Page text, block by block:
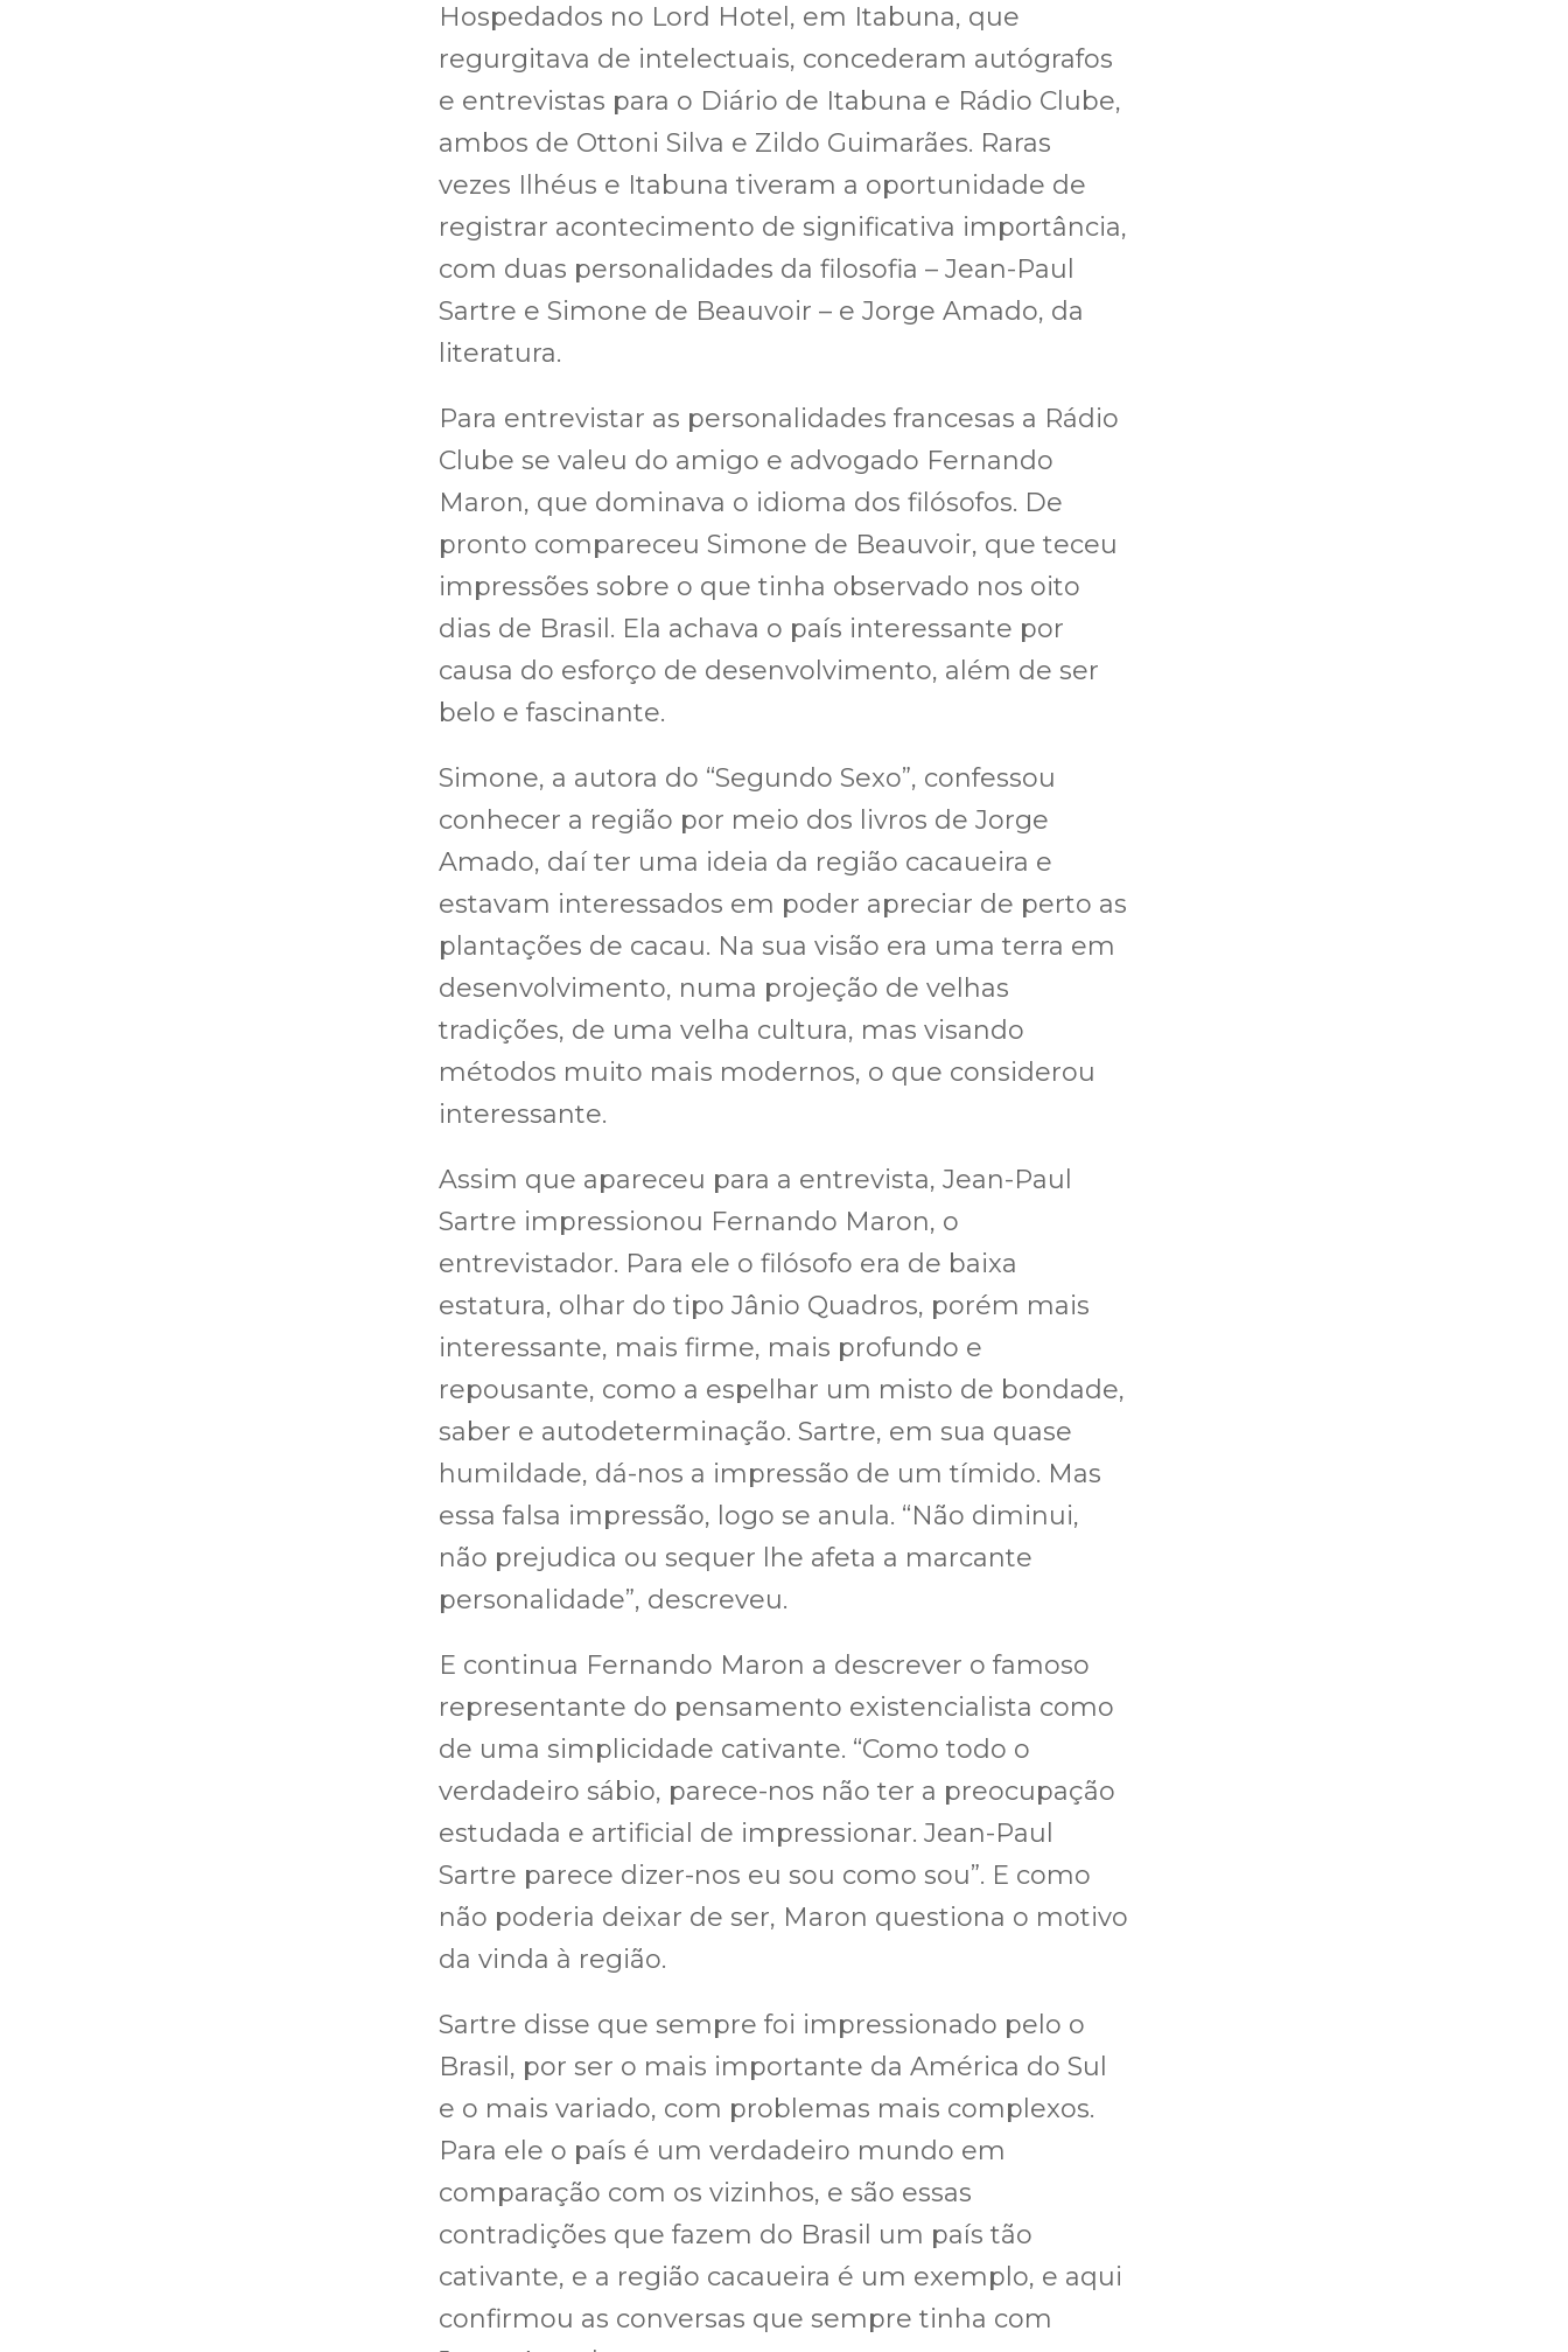
Hospedados no Lord Hotel, em Itabuna, que
regurgitava de intelectuais, concederam autógrafos
e entrevistas para o Diário de Itabuna e Rádio Clube,
ambos de Ottoni Silva e Zildo Guimarães. Raras
vezes Ilhéus e Itabuna tiveram a oportunidade de
registrar acontecimento de significativa importância,
com duas personalidades da filosofia – Jean-Paul
Sartre e Simone de Beauvoir – e Jorge Amado, da
literatura.
Para entrevistar as personalidades francesas a Rádio
Clube se valeu do amigo e advogado Fernando
Maron, que dominava o idioma dos filósofos. De
pronto compareceu Simone de Beauvoir, que teceu
impressões sobre o que tinha observado nos oito
dias de Brasil. Ela achava o país interessante por
causa do esforço de desenvolvimento, além de ser
belo e fascinante.
Simone, a autora do “Segundo Sexo”, confessou
conhecer a região por meio dos livros de Jorge
Amado, daí ter uma ideia da região cacaueira e
estavam interessados em poder apreciar de perto as
plantações de cacau. Na sua visão era uma terra em
desenvolvimento, numa projeção de velhas
tradições, de uma velha cultura, mas visando
métodos muito mais modernos, o que considerou
interessante.
Assim que apareceu para a entrevista, Jean-Paul
Sartre impressionou Fernando Maron, o
entrevistador. Para ele o filósofo era de baixa
estatura, olhar do tipo Jânio Quadros, porém mais
interessante, mais firme, mais profundo e
repousante, como a espelhar um misto de bondade,
saber e autodeterminação. Sartre, em sua quase
humildade, dá-nos a impressão de um tímido. Mas
essa falsa impressão, logo se anula. “Não diminui,
não prejudica ou sequer lhe afeta a marcante
personalidade”, descreveu.
E continua Fernando Maron a descrever o famoso
representante do pensamento existencialista como
de uma simplicidade cativante. “Como todo o
verdadeiro sábio, parece-nos não ter a preocupação
estudada e artificial de impressionar. Jean-Paul
Sartre parece dizer-nos eu sou como sou”. E como
não poderia deixar de ser, Maron questiona o motivo
da vinda à região.
Sartre disse que sempre foi impressionado pelo o
Brasil, por ser o mais importante da América do Sul
e o mais variado, com problemas mais complexos.
Para ele o país é um verdadeiro mundo em
comparação com os vizinhos, e são essas
contradições que fazem do Brasil um país tão
cativante, e a região cacaueira é um exemplo, e aqui
confirmou as conversas que sempre tinha com